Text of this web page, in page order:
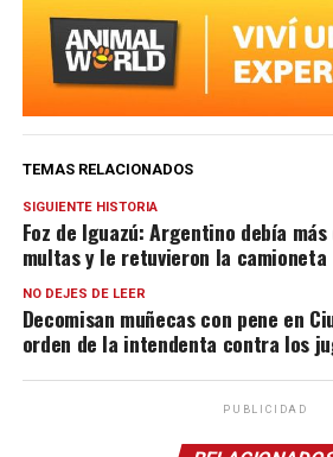
TEMAS RELACIONADOS
SIGUIENTE HISTORIA
Foz de Iguazú: Argentino debía
multas y le retuvieron la camioneta
NO DEJES DE LEER
Decomisan muñecas con pene en
orden de la intendenta contra los
PUBLICIDAD